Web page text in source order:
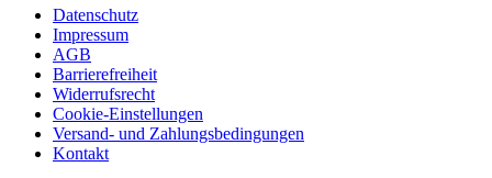
Datenschutz
Impressum
AGB
Barrierefreiheit
Widerrufsrecht
Cookie-Einstellungen
Versand- und Zahlungsbedingungen
Kontakt